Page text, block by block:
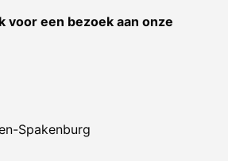
voor een bezoek aan onze
Spakenburg